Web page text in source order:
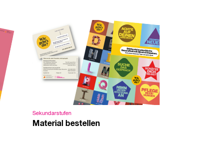
Sekundarstufen
Material bestellen